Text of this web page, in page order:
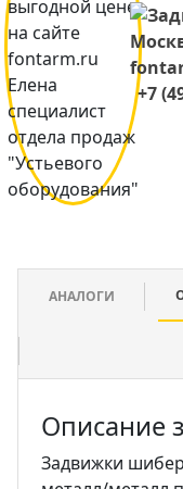
+7
АНАЛОГИ
Описание
Задвижки